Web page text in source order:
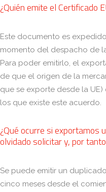
¿Quién emite el Certificado
Este documento es
momento del despacho de
Para poder emitirlo, el
de que el origen de la
que se exporte desde la
los que existe este acuerdo.
¿Qué ocurre si exportamos
olvidado solicitar y, por
Se puede emitir un
cinco meses desde el